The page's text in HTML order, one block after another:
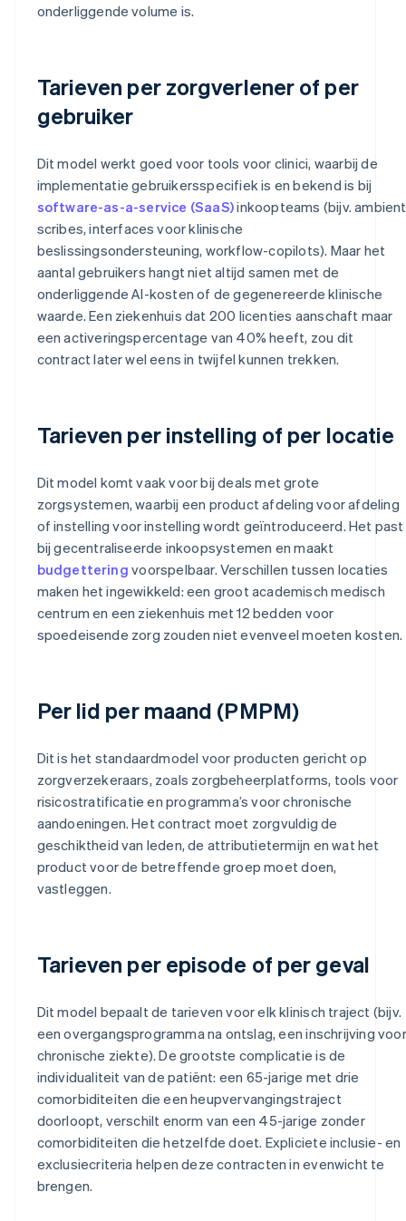
onderliggende volume is.
Tarieven per zorgverlener of per
gebruiker
Dit model werkt goed voor tools voor clinici, waarbij de
implementatie gebruikersspecifiek is en bekend is bij
software-as-a-service (SaaS)inkoopteams (bijv. ambient
scribes, interfaces voor klinische
beslissingsondersteuning, workflow-copilots). Maar het
aantal gebruikers hangt niet altijd samen met de
onderliggende AI-kosten of de gegenereerde klinische
waarde. Een ziekenhuis dat 200 licenties aanschaft maar
een activeringspercentage van 40% heeft, zou dit
contract later wel eens in twijfel kunnen trekken.
Tarieven per instelling of per locatie
Dit model komt vaak voor bij deals met grote
zorgsystemen, waarbij een product afdeling voor afdeling
of instelling voor instelling wordt geïntroduceerd. Het past
bij gecentraliseerde inkoopsystemen en maakt
budgettering voorspelbaar. Verschillen tussen locaties
maken het ingewikkeld: een groot academisch medisch
centrum en een ziekenhuis met 12 bedden voor
spoedeisende zorg zouden niet evenveel moeten kosten.
Per lid per maand (PMPM)
Dit is het standaardmodel voor producten gericht op
zorgverzekeraars, zoals zorgbeheerplatforms, tools voor
risicostratificatie en programma’s voor chronische
aandoeningen. Het contract moet zorgvuldig de
geschiktheid van leden, de attributietermijn en wat het
product voor de betreffende groep moet doen,
vastleggen.
Tarieven per episode of per geval
Dit model bepaalt de tarieven voor elk klinisch traject (bijv.
een overgangsprogramma na ontslag, een inschrijving voor
chronische ziekte). De grootste complicatie is de
individualiteit van de patiënt: een 65-jarige met drie
comorbiditeiten die een heupvervangingstraject
doorloopt, verschilt enorm van een 45-jarige zonder
comorbiditeiten die hetzelfde doet. Expliciete inclusie- en
exclusiecriteria helpen deze contracten in evenwicht te
brengen.